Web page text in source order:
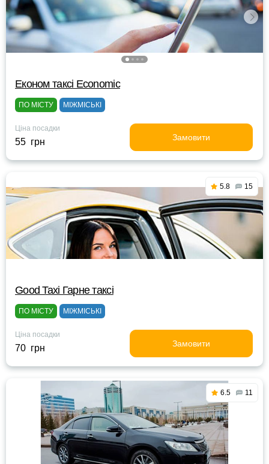
Eконом таксі Economic
ПО МІСТУ МІЖМІСЬКІ
Ціна посадки
55 грн Замовити
5.8 15
Good Taxi Гарне таксi
ПО МІСТУ МІЖМІСЬКІ
Ціна посадки
70 грн Замовити
6.5 11